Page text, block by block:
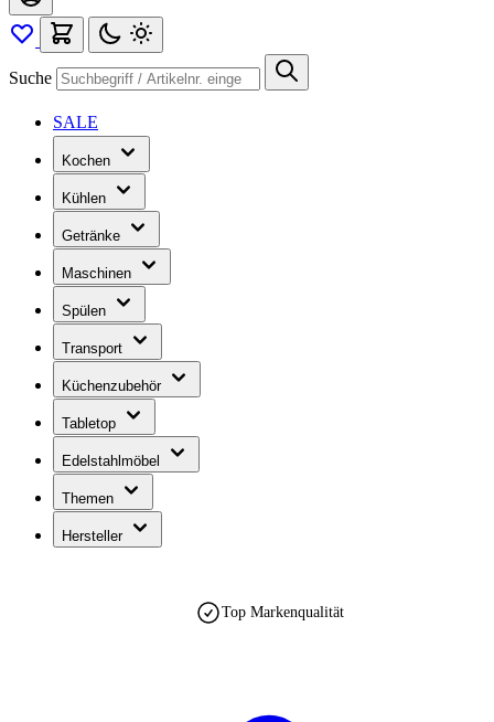
Suche
SALE
Kochen
Kühlen
Getränke
Maschinen
Spülen
Transport
Küchenzubehör
Tabletop
Edelstahlmöbel
Themen
Hersteller
Top Markenqualität